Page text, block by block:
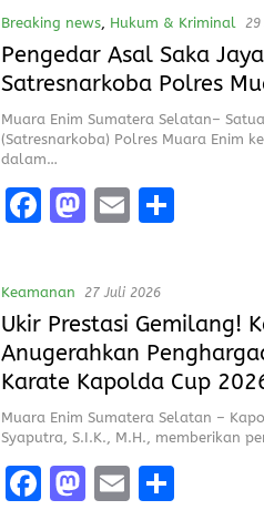
b
o
o
k
o
d
o
n
l
re
Breaking news, Hukum & Kriminal 29
Pengedar Asal Saka
Satresnarkoba Polres
Muara Enim Sumatera Selatan–
(Satresnarkoba) Polres Muara Enim
dalam…
F
b
o
o
k
M
o
d
o
n
E
l
re
Keamanan 27 Juli 2026
Ukir Prestasi Gemilang!
Anugerahkan
Karate Kapolda Cup
Muara Enim Sumatera Selatan –
Syaputra, S.I.K., M.H., memberikan
F
M E